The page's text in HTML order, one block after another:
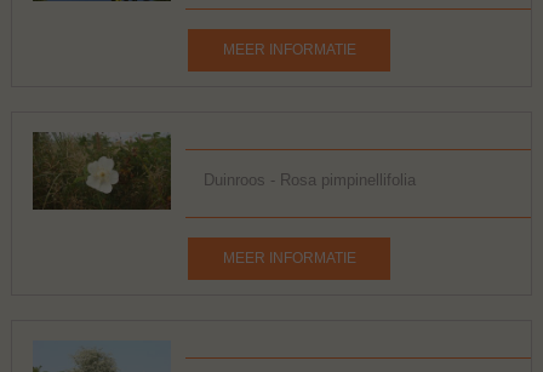
MEER INFORMATIE
Duinroos - Rosa pimpinellifolia
MEER INFORMATIE